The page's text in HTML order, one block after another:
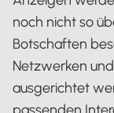
noch nicht so
Botschaften
Netzwerken
ausgerichtet